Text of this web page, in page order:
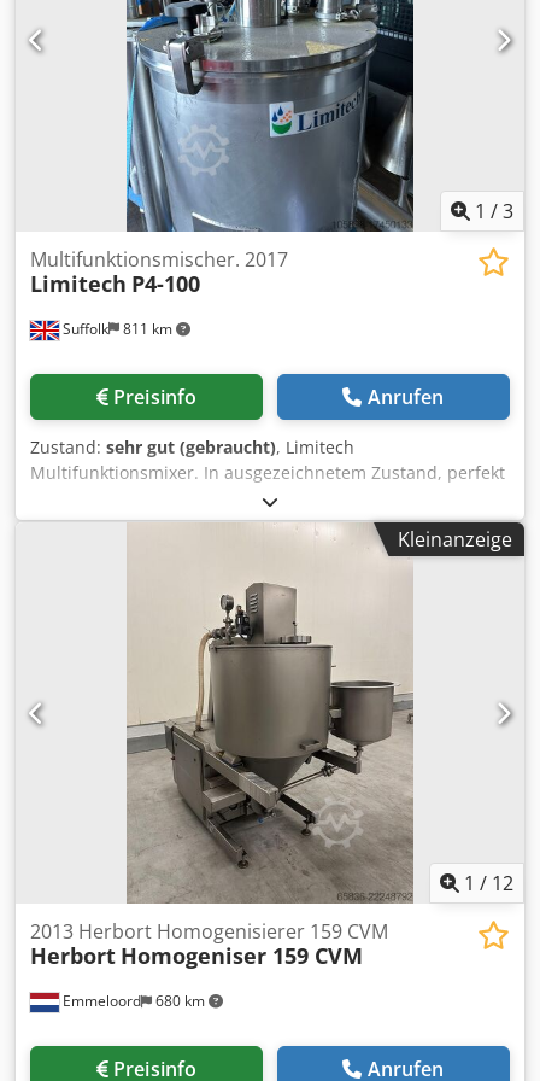
1 /3
Suffolk 811 km
Multifunktionsmischer. 2017
Limitech P4-100
Preisinfo Anrufen
Zustand: sehr gut (gebraucht), Limitech
Multifunktionsmixer. In ausgezeichnetem Zustand, perfekt
für Babynahrung, Fertiggerichte, Mayonnaise,
Kartoffelpüree, Schmelzkäse usw. Vollständige
Spezifikation folgt. Crsdpsuyvfzjfx Amgef
Kleinanzeige
1 / 12
Emmeloord 680 km
2013 Herbort Homogenisierer 159 CVM
Herbort Homogeniser 159 CVM
Preisinfo Anrufen